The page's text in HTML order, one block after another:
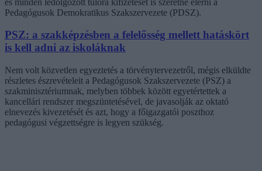
Pedagógusok Demokratikus Szakszervezete (PDSZ).
PSZ: a szakképzésben a felelősség mellett hatáskört
is kell adni az iskoláknak
Nem volt közvetlen egyeztetés a törvénytervezetről, mégis elküldte
részletes észrevételeit a Pedagógusok Szakszervezete (PSZ) a
szakminisztériumnak, melyben többek között egyetértettek a
kancellári rendszer megszüntetésével, de javasolják az oktató
elnevezés kivezetését és azt, hogy a főigazgatói poszthoz
pedagógusi végzettségre is legyen szükség.